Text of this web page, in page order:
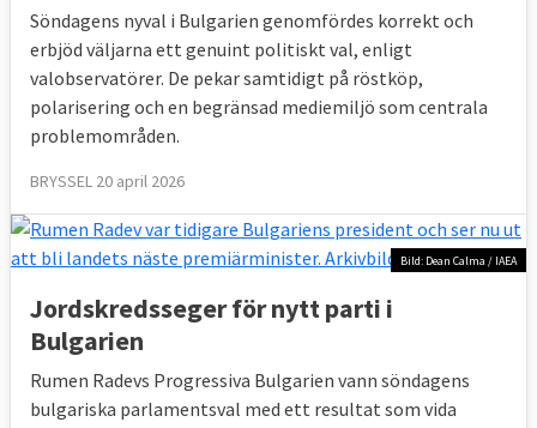
Söndagens nyval i Bulgarien genomfördes korrekt och
erbjöd väljarna ett genuint politiskt val, enligt
valobservatörer. De pekar samtidigt på röstköp,
polarisering och en begränsad mediemiljö som centrala
problemområden.
BRYSSEL 20 april 2026
Bild: Dean Calma / IAEA
Jordskredsseger för nytt parti i
Bulgarien
Rumen Radevs Progressiva Bulgarien vann söndagens
bulgariska parlamentsval med ett resultat som vida